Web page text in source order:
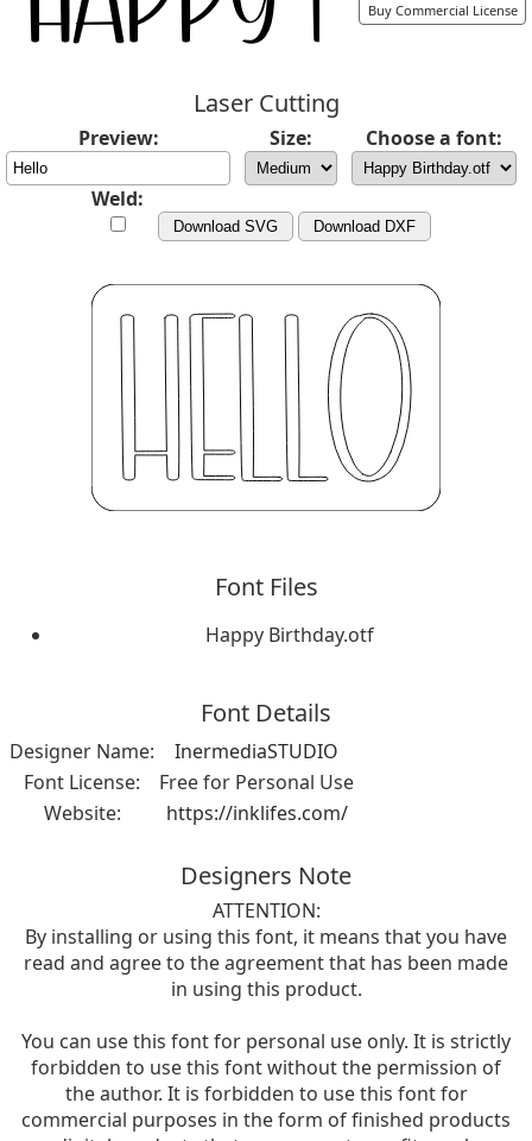
Buy Commercial License
Laser Cutting
Preview: Size: Choose a font:
Weld:
Download SVG Download DXF
Font Files
Happy Birthday.otf
Font Details
Designer Name:
InermediaSTUDIO
Font License:
Free for Personal Use
Website:
https://inklifes.com/
Designers Note
ATTENTION:
By installing or using this font, it means that you have
read and agree to the agreement that has been made
in using this product.
You can use this font for personal use only. It is strictly
forbidden to use this font without the permission of
the author. It is forbidden to use this font for
commercial purposes in the form of finished products